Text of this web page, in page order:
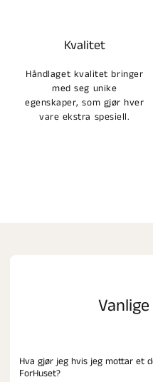
Kvalitet
Håndlaget kvalitet bringer
med seg unike
egenskaper, som gjør hver
vare ekstra spesiell.
Hva gjør jeg hvis jeg mottar et
ForHuset?